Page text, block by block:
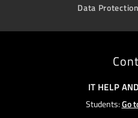
Data
IT HELP
Students:Go